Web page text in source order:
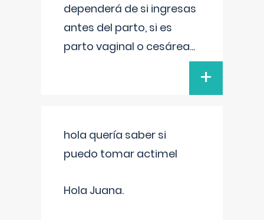
dependerá de si ingresas
antes del parto, si es
parto vaginal o cesárea...
+
hola quería saber si
puedo tomar actimel
Hola Juana.